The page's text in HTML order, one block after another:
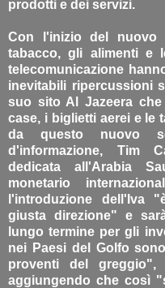
prodotti e dei servizi.
Con l'inizio del nuovo
tabacco, gli alimenti e
telecomunicazione
inevitabili ripercussioni
suo sito Al Jazeera
case, i biglietti aerei e le
da questo nuovo
d'informazione, Tim
dedicata all'Arabia
monetario
l'introduzione dell'Iva
giusta direzione" e
lungo termine per gli
nei Paesi del Golfo
proventi del greggio",
aggiungendo che così